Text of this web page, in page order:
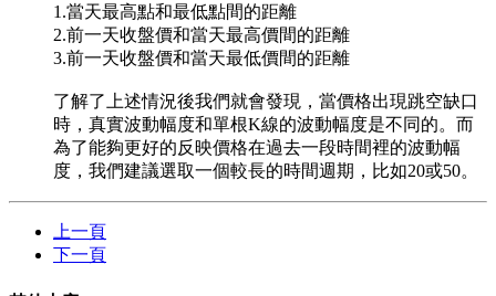
1.當天最高點和最低點間的距離
2.前一天收盤價和當天最高價間的距離
3.前一天收盤價和當天最低價間的距離
了解了上述情況後我們就會發現，當價格出現跳空缺口
時，真實波動幅度和單根K線的波動幅度是不同的。而
為了能夠更好的反映價格在過去一段時間裡的波動幅
度，我們建議選取一個較長的時間週期，比如20或50。
上一頁
下一頁